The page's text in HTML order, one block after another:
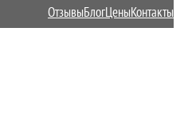
ОтзывыБлогЦеныКонтакты